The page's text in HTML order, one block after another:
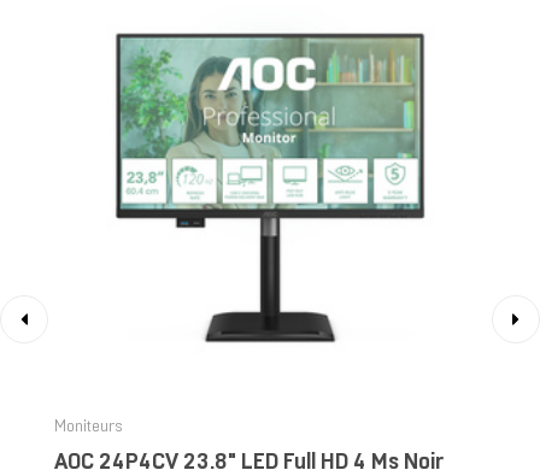
Moniteurs
AOC 24P4CV 23.8" LED Full HD 4 Ms Noir